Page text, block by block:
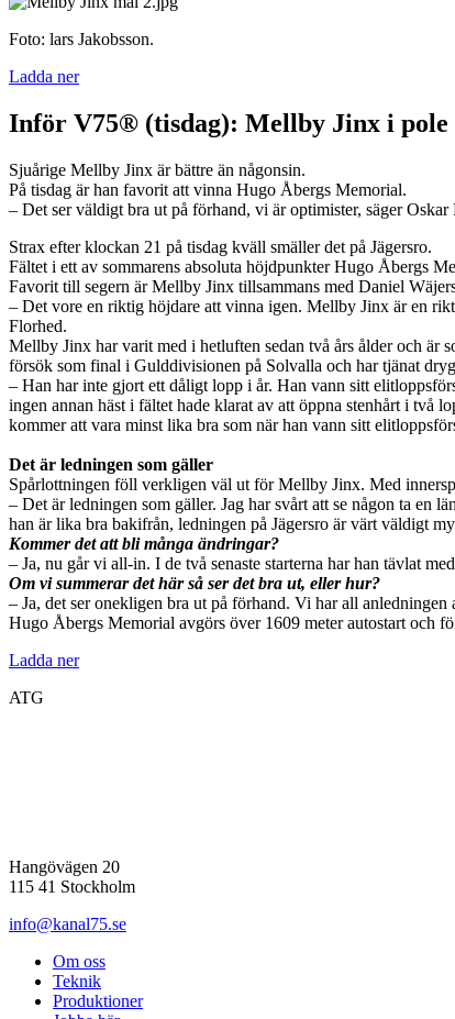
Foto: lars Jakobsson.
Ladda ner
Inför V75® (tisdag): Mellby Jinx i pole
Sjuårige Mellby Jinx är bättre än någonsin.
På tisdag är han favorit att vinna Hugo Åbergs Memorial.
– Det ser väldigt bra ut på förhand, vi är optimister, säger Oskar
Strax efter klockan 21 på tisdag kväll smäller det på Jägersro.
Fältet i ett av sommarens absoluta höjdpunkter Hugo Åbergs
Favorit till segern är Mellby Jinx tillsammans med Daniel
– Det vore en riktig höjdare att vinna igen. Mellby Jinx är en
Florhed.
Mellby Jinx har varit med i hetluften sedan två års ålder och är
försök som final i Gulddivisionen på Solvalla och har tjänat
– Han har inte gjort ett dåligt lopp i år. Han vann sitt
ingen annan häst i fältet hade klarat av att öppna stenhårt i
kommer att vara minst lika bra som när han vann sitt
Det är ledningen som gäller
Spårlottningen föll verkligen väl ut för Mellby Jinx. Med
– Det är ledningen som gäller. Jag har svårt att se någon ta en
han är lika bra bakifrån, ledningen på Jägersro är värt väldigt
Kommer det att bli många ändringar?
– Ja, nu går vi all-in. I de två senaste starterna har han tävlat
Om vi summerar det här så ser det bra ut, eller hur?
– Ja, det ser onekligen bra ut på förhand. Vi har all anledningen
Hugo Åbergs Memorial avgörs över 1609 meter autostart och
Ladda ner
ATG
Hangövägen 20
115 41 Stockholm
info@kanal75.se
Om oss
Teknik
Produktioner